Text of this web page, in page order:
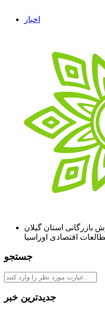
اخبار
بازرگانی استان گیلان
اقتصادی اوراسیا
جستجو
جدیدترین خبر